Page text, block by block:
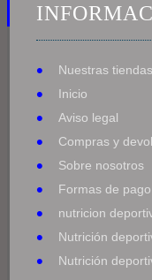
Nuestras tiendas
Inicio
Aviso legal
Compras y
Sobre nosotros
Formas de pago
nutricion
Nutrición
Nutrición